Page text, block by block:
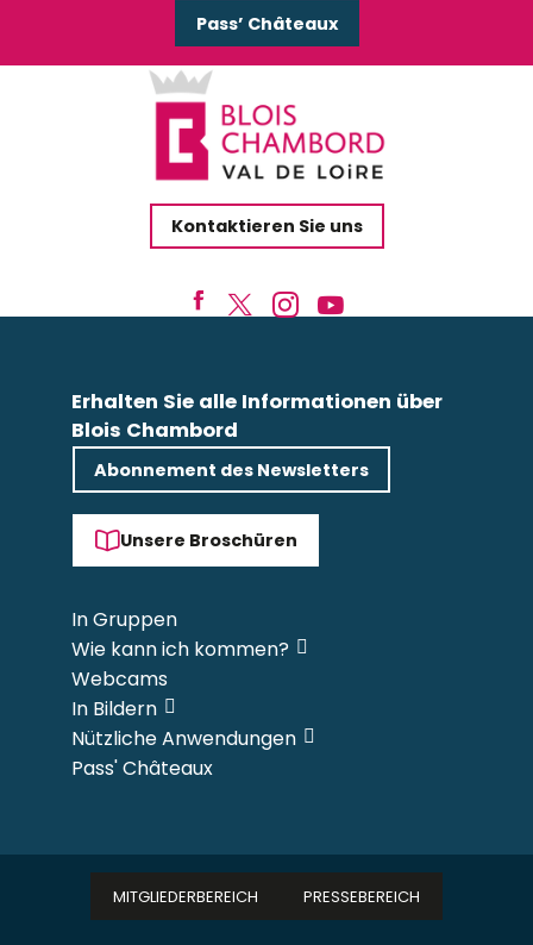
Pass’ Châteaux
Kontaktieren Sie uns
Erhalten Sie alle Informationen über
Blois Chambord
Abonnement des Newsletters
Unsere Broschüren
In Gruppen
Wie kann ich kommen?
Webcams
In Bildern
Nützliche Anwendungen
Pass' Châteaux
MITGLIEDERBEREICH PRESSEBEREICH